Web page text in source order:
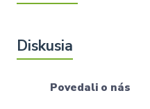
Povedali o nás